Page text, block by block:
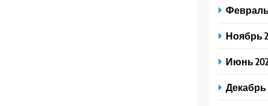
Февраль
Ноябрь
Июнь
Декабрь